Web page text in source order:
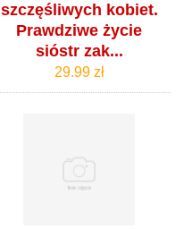
szczęśliwych kobiet.
Prawdziwe życie
sióstr zak...
29.99 zł